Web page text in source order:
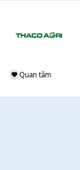
Quan tâm